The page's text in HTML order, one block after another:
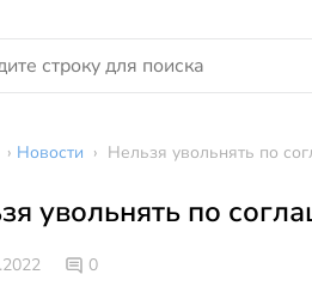
› Новости › Нельзя увольнять по
увольнять по
0